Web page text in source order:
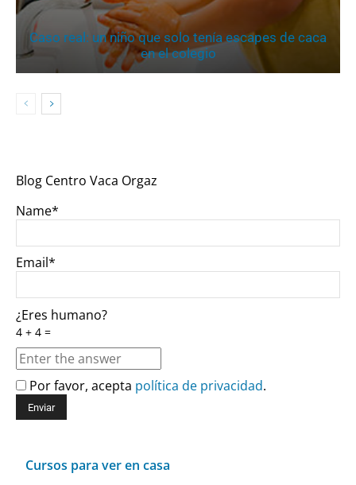
Caso real: un niño que solo tenía escapes de caca
en el colegio
Blog Centro Vaca Orgaz
Name*
Email*
¿Eres humano?
4 + 4 =
Por favor, acepta política de privacidad.
Cursos para ver en casa